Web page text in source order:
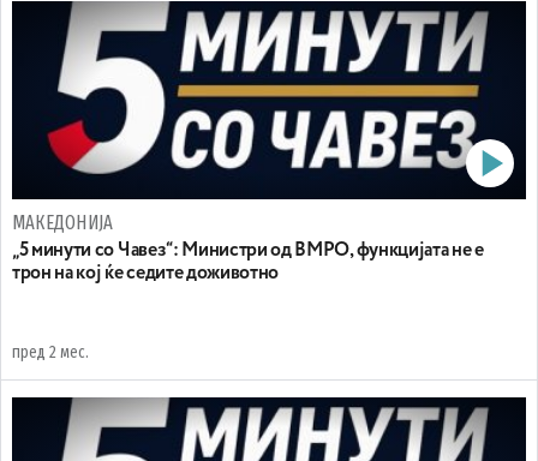
МАКЕДОНИЈА
„5 минути со Чавез“: Mинистри од ВМРО, функцијата не е
трон на кој ќе седите доживотно
пред 2 мес.